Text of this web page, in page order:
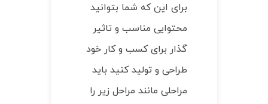
برای این که شما بتوانید
محتوایی مناسب و تاثیر
گذار برای کسب و کار خود
طراحی و تولید کنید باید
مراحلی مانند مراحل زیر را